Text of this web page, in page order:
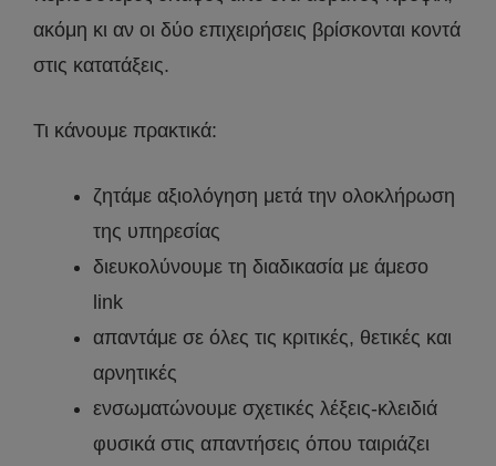
ακόμη κι αν οι δύο επιχειρήσεις βρίσκονται κοντά
στις κατατάξεις.
Τι κάνουμε πρακτικά:
ζητάμε αξιολόγηση μετά την ολοκλήρωση
της υπηρεσίας
διευκολύνουμε τη διαδικασία με άμεσο
link
απαντάμε σε όλες τις κριτικές, θετικές και
αρνητικές
ενσωματώνουμε σχετικές λέξεις-κλειδιά
φυσικά στις απαντήσεις όπου ταιριάζει